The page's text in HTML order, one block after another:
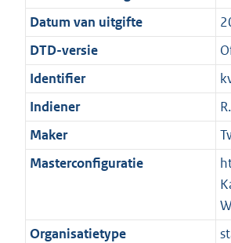
n
f
o
r
m
a
a
t
b
i
n
f
o
r
m
a
a
b
e
i
n
f
o
r
m
a
K
b
i
e
i
n
f
o
r
m
t
7
K
b
r
t
g
t
K
b
Datum van uitgifte
DTD-versie
Identifier
Indiener
Maker
Masterconfiguratie
Organisatietype